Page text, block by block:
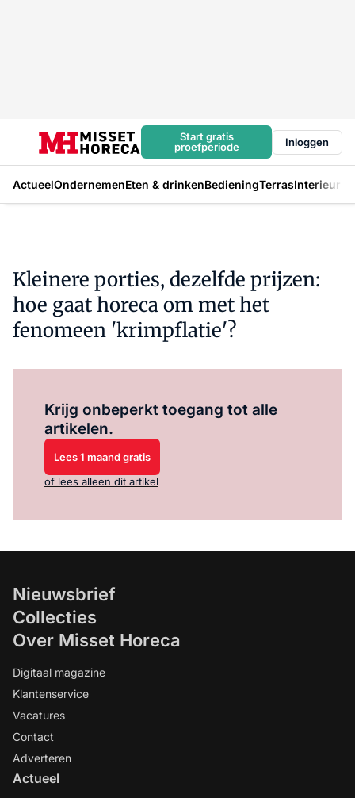
Start gratis
proefperiode
Inloggen
ActueelOndernemenEten & drinkenBedieningTerrasInterieur
Kleinere porties, dezelfde prijzen:
hoe gaat horeca om met het
fenomeen 'krimpflatie'?
Krijg onbeperkt toegang tot alle
artikelen.
Lees 1 maand gratis
of lees alleen dit artikel
Nieuwsbrief
Collecties
Over Misset Horeca
Digitaal magazine
Klantenservice
Vacatures
Contact
Adverteren
Actueel